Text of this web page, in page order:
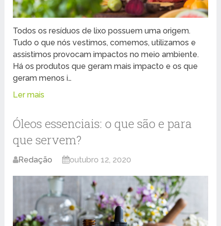
Todos os resíduos de lixo possuem uma origem.
Tudo o que nós vestimos, comemos, utilizamos e
assistimos provocam impactos no meio ambiente.
Há os produtos que geram mais impacto e os que
geram menos i…
Ler mais
Óleos essenciais: o que são e para
que servem?
Redação outubro 12, 2020